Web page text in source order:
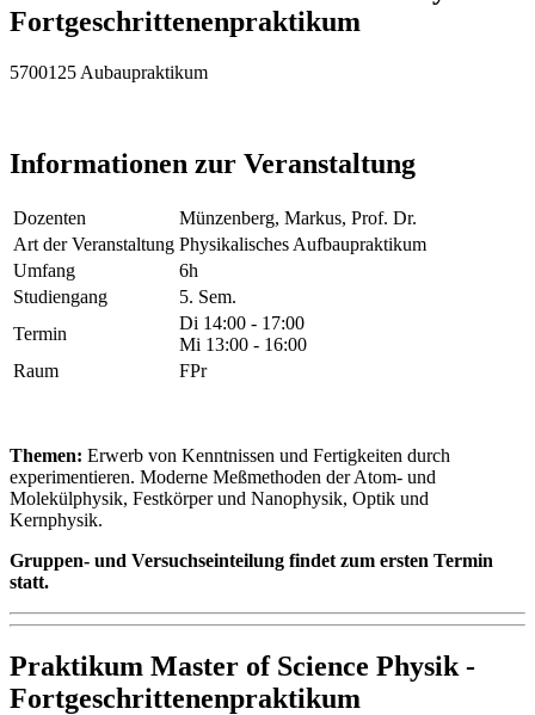
Fortgeschrittenenpraktikum
5700125 Aubaupraktikum
Informationen zur Veranstaltung
Dozenten
Münzenberg, Markus, Prof. Dr.
Art der Veranstaltung Physikalisches Aufbaupraktikum
Umfang
6h
Studiengang
5. Sem.
Termin
Di 14:00 - 17:00
Mi 13:00 - 16:00
Raum
FPr
Themen: Erwerb von Kenntnissen und Fertigkeiten durch
experimentieren. Moderne Meßmethoden der Atom- und
Molekülphysik, Festkörper und Nanophysik, Optik und
Kernphysik.
Gruppen- und Versuchseinteilung findet zum ersten Termin
statt.
Praktikum Master of Science Physik -
Fortgeschrittenenpraktikum